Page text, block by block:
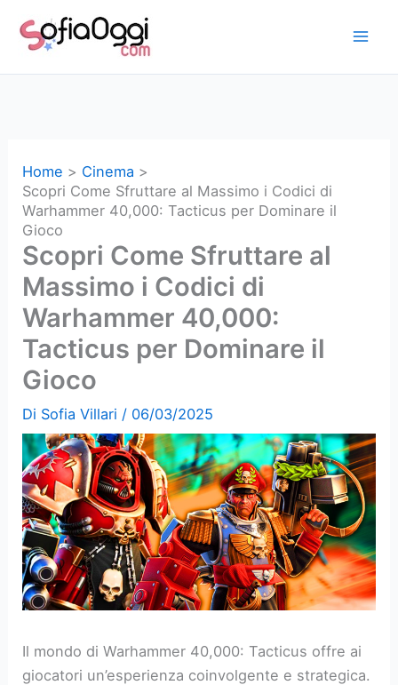
Home
Cinema
Scopri Come Sfruttare al Massimo i Codici di
Warhammer 40,000: Tacticus per Dominare il
Gioco
Scopri Come Sfruttare al
Massimo i Codici di
Warhammer 40,000:
Tacticus per Dominare il
Gioco
Di Sofia Villari / 06/03/2025
Il mondo di Warhammer 40,000: Tacticus offre ai
giocatori un’esperienza coinvolgente e strategica.